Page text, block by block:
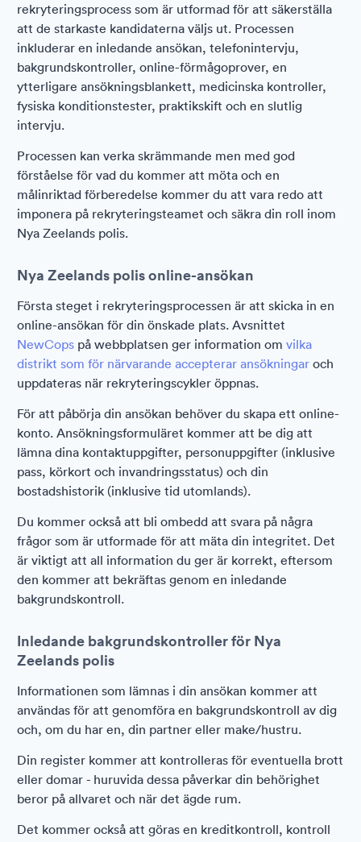
rekryteringsprocess som är utformad för att säkerställa
att de starkaste kandidaterna väljs ut. Processen
inkluderar en inledande ansökan, telefonintervju,
bakgrundskontroller, online-förmågoprover, en
ytterligare ansökningsblankett, medicinska kontroller,
fysiska konditionstester, praktikskift och en slutlig
intervju.
Processen kan verka skrämmande men med god
förståelse för vad du kommer att möta och en
målinriktad förberedelse kommer du att vara redo att
imponera på rekryteringsteamet och säkra din roll inom
Nya Zeelands polis.
Nya Zeelands polis online-ansökan
Första steget i rekryteringsprocessen är att skicka in en
online-ansökan för din önskade plats. Avsnittet
NewCops på webbplatsen ger information om vilka
distrikt som för närvarande accepterar ansökningar och
uppdateras när rekryteringscykler öppnas.
För att påbörja din ansökan behöver du skapa ett online-
konto. Ansökningsformuläret kommer att be dig att
lämna dina kontaktuppgifter, personuppgifter (inklusive
pass, körkort och invandringsstatus) och din
bostadshistorik (inklusive tid utomlands).
Du kommer också att bli ombedd att svara på några
frågor som är utformade för att mäta din integritet. Det
är viktigt att all information du ger är korrekt, eftersom
den kommer att bekräftas genom en inledande
bakgrundskontroll.
Inledande bakgrundskontroller för Nya
Zeelands polis
Informationen som lämnas i din ansökan kommer att
användas för att genomföra en bakgrundskontroll av dig
och, om du har en, din partner eller make/hustru.
Din register kommer att kontrolleras för eventuella brott
eller domar - huruvida dessa påverkar din behörighet
beror på allvaret och när det ägde rum.
Det kommer också att göras en kreditkontroll, kontroll